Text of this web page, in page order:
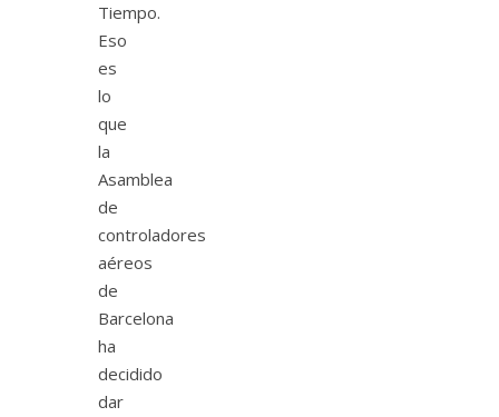
Tiempo.
Eso
es
lo
que
la
Asamblea
de
controladores
aéreos
de
Barcelona
ha
decidido
dar